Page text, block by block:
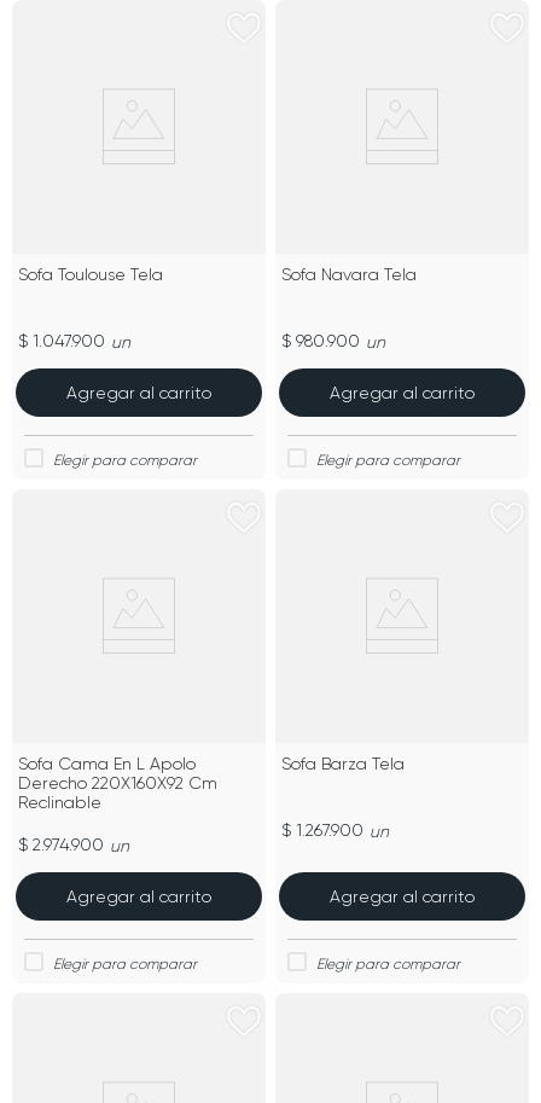
Sofa Toulouse Tela
$ 1.047.900 un
Agregar al carrito
Sofa Navara Tela
$ 980.900 un
Agregar al carrito
Sofa Cama En L Apolo
Derecho 220X160X92 Cm
Reclinable
$ 2.974.900 un
Agregar al carrito
Sofa Barza Tela
$ 1.267.900 un
Agregar al carrito